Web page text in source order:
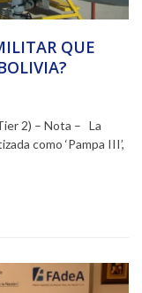
QUE
2) – Nota – La
como ‘Pampa III’,